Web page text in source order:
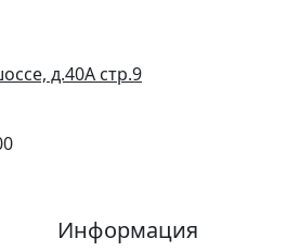
д.40А стр.9
Информация